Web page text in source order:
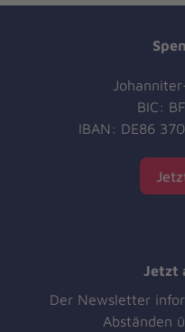
BIC:
IBAN: DE86
Jetzt
Der Newsletter
Abständen